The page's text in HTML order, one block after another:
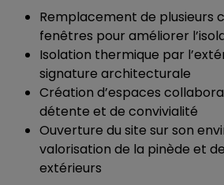
Remplacement de plusieurs
fenêtres pour améliorer
Isolation thermique par
signature architecturale
Création d’espaces
détente et de convivialité
Ouverture du site sur son
valorisation de la pinède et
extérieurs